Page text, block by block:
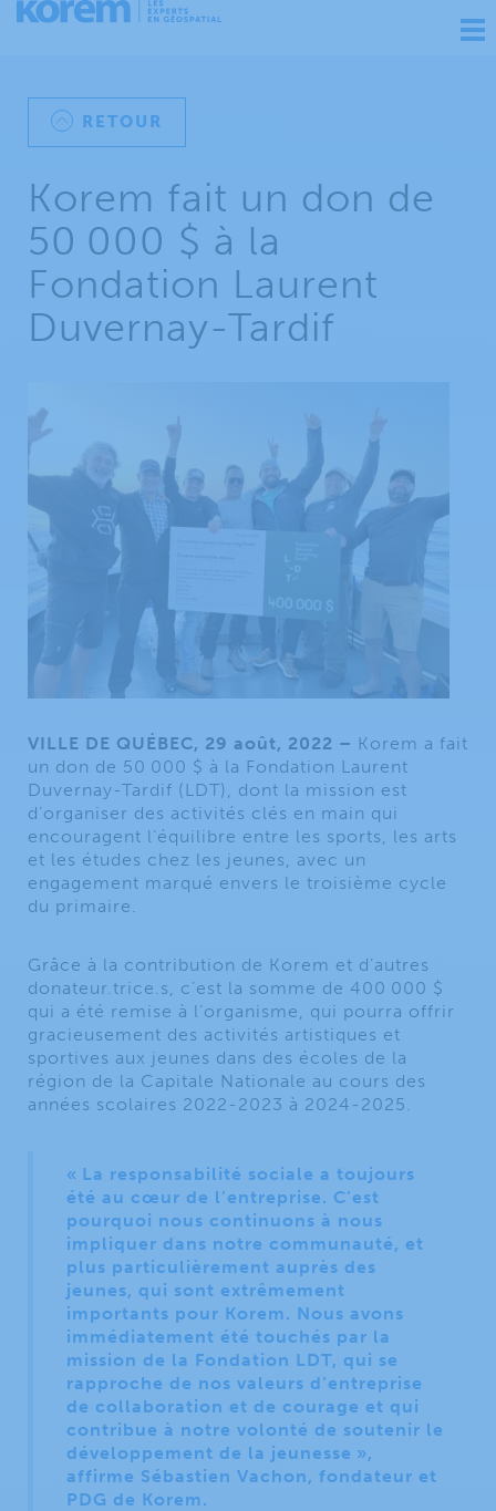
RETOUR
Korem fait un don de
50 000 $ à la
Fondation Laurent
Duvernay-Tardif
VILLE DE QUÉBEC, 29 août, 2022 – Korem a fait
un don de 50 000 $ à la Fondation Laurent
Duvernay-Tardif (LDT), dont la mission est
d’organiser des activités clés en main qui
encouragent l’équilibre entre les sports, les arts
et les études chez les jeunes, avec un
engagement marqué envers le troisième cycle
du primaire.
Grâce à la contribution de Korem et d’autres
donateur.trice.s, c’est la somme de 400 000 $
qui a été remise à l’organisme, qui pourra offrir
gracieusement des activités artistiques et
sportives aux jeunes dans des écoles de la
région de la Capitale Nationale au cours des
années scolaires 2022-2023 à 2024-2025.
« La responsabilité sociale a toujours
été au cœur de l’entreprise. C’est
pourquoi nous continuons à nous
impliquer dans notre communauté, et
plus particulièrement auprès des
jeunes, qui sont extrêmement
importants pour Korem. Nous avons
immédiatement été touchés par la
mission de la Fondation LDT, qui se
rapproche de nos valeurs d’entreprise
de collaboration et de courage et qui
contribue à notre volonté de soutenir le
développement de la jeunesse »,
affirme Sébastien Vachon, fondateur et
PDG de Korem.